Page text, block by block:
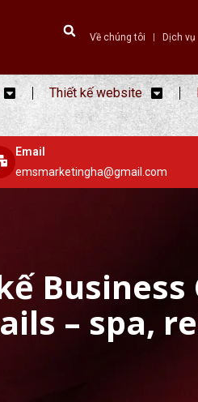
Về chúng tôi Dịch vụ
Thiết kế website
Email
emsmarketingha@gmail.com
– spa,